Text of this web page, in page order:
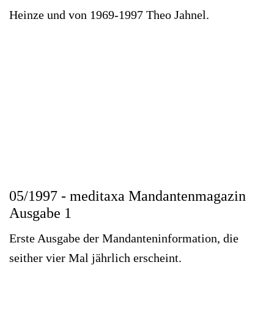
Heinze und von 1969-1997 Theo Jahnel.
05/1997 - meditaxa Mandantenmagazin
Ausgabe 1
Erste Ausgabe der Mandanteninformation, die
seither vier Mal jährlich erscheint.